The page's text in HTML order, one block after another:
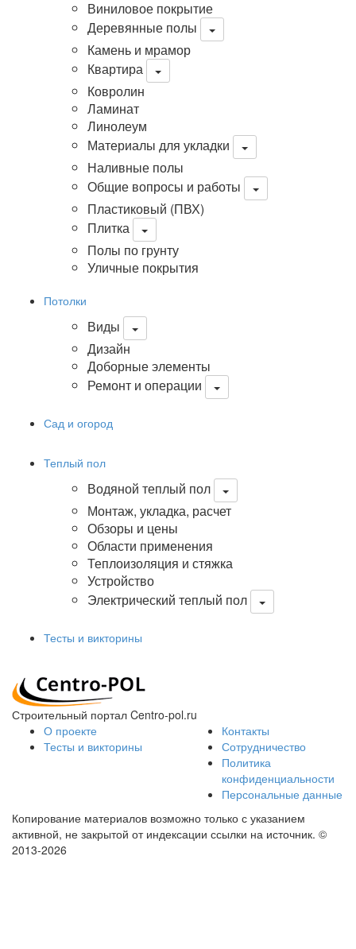
Виниловое покрытие
Деревянные полы
Камень и мрамор
Квартира
Ковролин
Ламинат
Линолеум
Материалы для укладки
Наливные полы
Общие вопросы и работы
Пластиковый (ПВХ)
Плитка
Полы по грунту
Уличные покрытия
Потолки
Виды
Дизайн
Доборные элементы
Ремонт и операции
Сад и огород
Теплый пол
Водяной теплый пол
Монтаж, укладка, расчет
Обзоры и цены
Области применения
Теплоизоляция и стяжка
Устройство
Электрический теплый пол
Тесты и викторины
Строительный портал Centro-pol.ru
О проекте
Тесты и викторины
Контакты
Сотрудничество
Политика
конфиденциальности
Персональные данные
Копирование материалов возможно только с указанием
активной, не закрытой от индексации ссылки на источник. ©
2013-2026